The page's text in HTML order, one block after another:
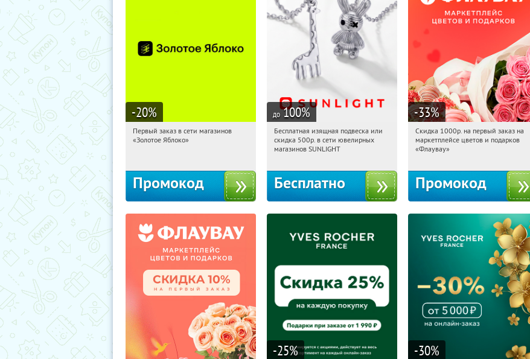
-20%
00:39:26
Получи первым!
Первый заказ в сети магазинов
«Золотое Яблоко»
Промокод
до 100%
00:39:26 Получили:
Россия
Бесплатная изящная подвеска или
скидка 500р. в сети ювелирных
магазинов SUNLIGHT
Бесплатно
-33%
00:39:26 Получили:
Россия
Скидка 1000р. на первый заказ на
маркетплейсе цветов и подарков
«Флаувау»
Промокод
-25% -30%